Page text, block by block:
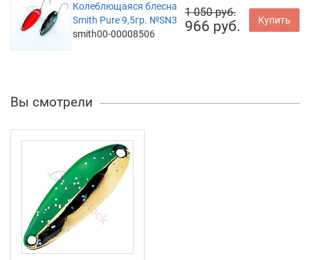
Колеблющаяся блесна
Smith Pure 9,5гр. №SN3
smith00-00008506
1 050 руб.
966 руб. Купить
Вы смотрели